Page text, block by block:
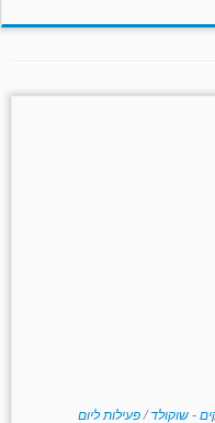
- שוקולד/פעילות ליום